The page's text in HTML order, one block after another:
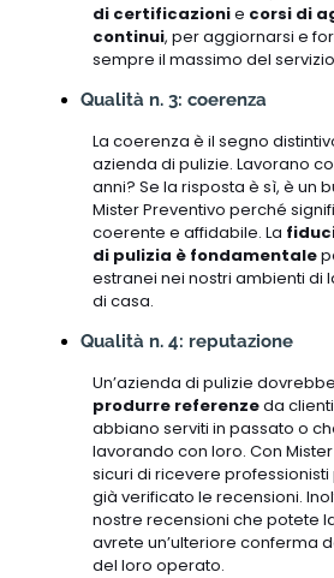
di certificazionie corsi di
continui, per aggiornarsi e
sempre il massimo del
Qualità n. 3: coerenza
La coerenza è il segno
azienda di pulizie. Lavorano
anni? Se la risposta è sì, è un
Mister Preventivo perché
coerente e affidabile. La
di pulizia è fondamentale
estranei nei nostri ambienti di
di casa.
Qualità n. 4: reputazione
Un’azienda di pulizie
produrre referenzeda
abbiano serviti in passato o
lavorando con loro. Con
sicuri di ricevere
già verificato le recensioni.
nostre recensioni che potete
avrete un’ulteriore conferma
del loro operato.